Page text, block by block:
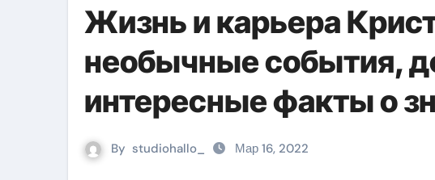
Жизнь и карьера
необычные события,
интересные факты о
By studiohallo_ Мар 16, 2022